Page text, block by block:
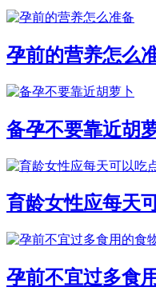
孕前的营养怎么
备孕不要靠近胡
育龄女性应每天
孕前不宜过多食